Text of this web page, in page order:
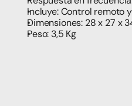
Incluye: Control remoto
Dimensiones: 28 x 27 x
Peso: 3,5 Kg